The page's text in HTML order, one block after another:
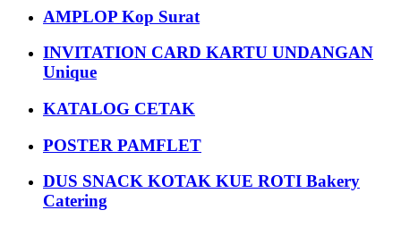
AMPLOP Kop Surat
INVITATION CARD KARTU UNDANGAN
Unique
KATALOG CETAK
POSTER PAMFLET
DUS SNACK KOTAK KUE ROTI Bakery
Catering